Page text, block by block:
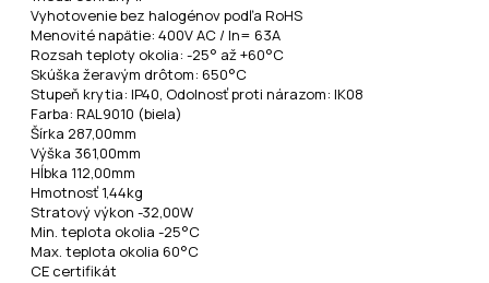
Vyhotovenie bez halogénov podľa RoHS
Menovité napätie: 400V AC / In= 63A
Rozsah teploty okolia: -25° až +60°C
Skúška žeravým drôtom: 650°C
Stupeň krytia: IP40, Odolnosť proti nárazom: IK08
Farba: RAL9010 (biela)
Šírka 287,00mm
Výška 361,00mm
Hĺbka 112,00mm
Hmotnosť 1,44kg
Stratový výkon -32,00W
Min. teplota okolia -25°C
Max. teplota okolia 60°C
CE certifikát